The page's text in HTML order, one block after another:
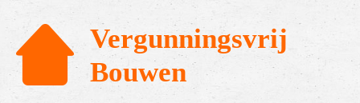
Vergunningsvrij
Bouwen